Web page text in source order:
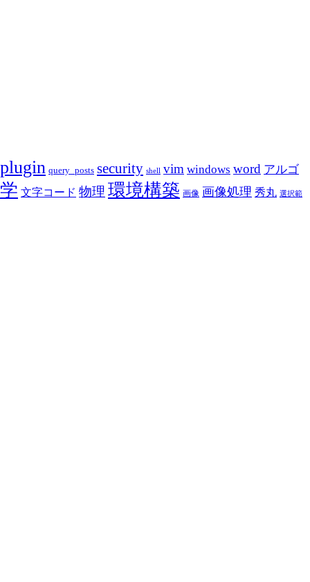
plugin query_posts security shell vim windows word アルゴ
文字コード 物理 環境構築 画像 画像処理 秀丸 選択範